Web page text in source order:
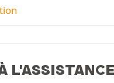
L'ASSISTANCE